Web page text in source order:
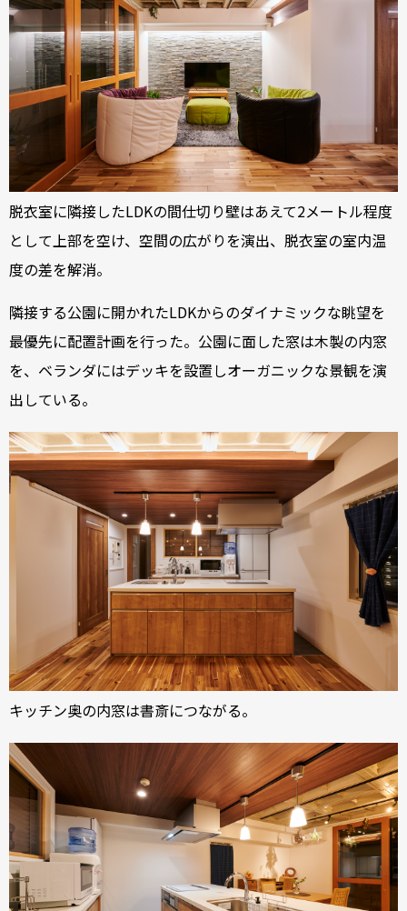
脱衣室に隣接したLDKの間仕切り壁はあえて2メートル程度
として上部を空け、空間の広がりを演出、脱衣室の室内温
度の差を解消。
隣接する公園に開かれたLDKからのダイナミックな眺望を
最優先に配置計画を行った。公園に面した窓は木製の内窓
を、ベランダにはデッキを設置しオーガニックな景観を演
出している。
キッチン奥の内窓は書斎につながる。